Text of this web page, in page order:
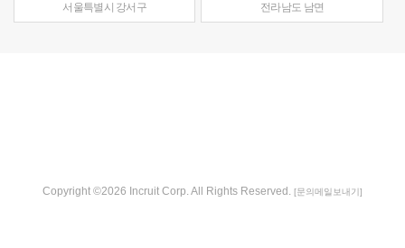
서울특별시 강서구 전라남도 남면
Copyright ©2026 Incruit Corp. All Rights Reserved. [문의메일보내기]